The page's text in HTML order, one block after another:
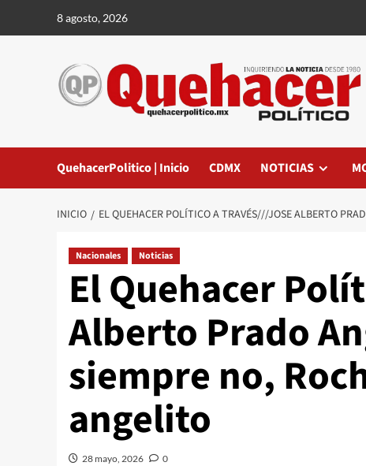
8 agosto, 2026
QuehacerPolitico | Inicio CDMX NOTICIAS
INICIO EL QUEHACER POLÍTICO A TRAVÉS///JOSE ALBERTO
Nacionales Noticias
El Quehacer
Alberto Prado
siempre no,
angelito
28 mayo, 2026 0